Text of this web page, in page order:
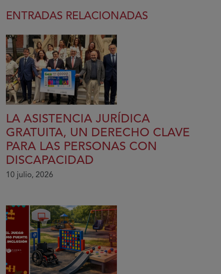
ENTRADAS RELACIONADAS
LA ASISTENCIA JURÍDICA
GRATUITA, UN DERECHO CLAVE
PARA LAS PERSONAS CON
DISCAPACIDAD
10 julio, 2026